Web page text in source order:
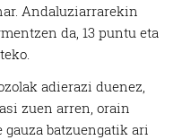
Andaluziarrarekin
da, 13 puntu eta
adierazi duenez,
zuen arren, orain
gauza batzuengatik ari